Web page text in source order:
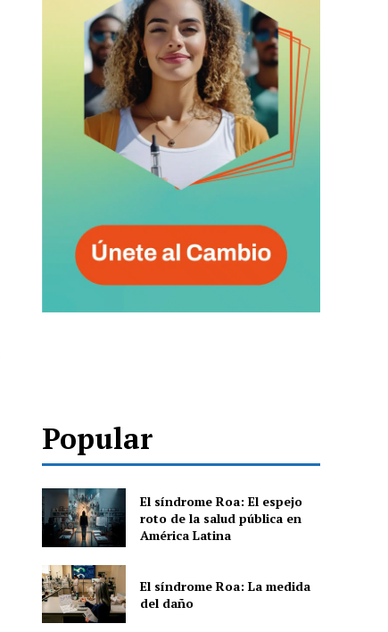
Popular
El síndrome Roa: El espejo
roto de la salud pública en
América Latina
El síndrome Roa: La medida
del daño